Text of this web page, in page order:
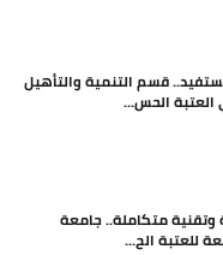
ألف مستفيد.. قسم التنمية والتأهيل
العتبة الحس...
وتقنية متكاملة.. جامعة
للعتبة الح...